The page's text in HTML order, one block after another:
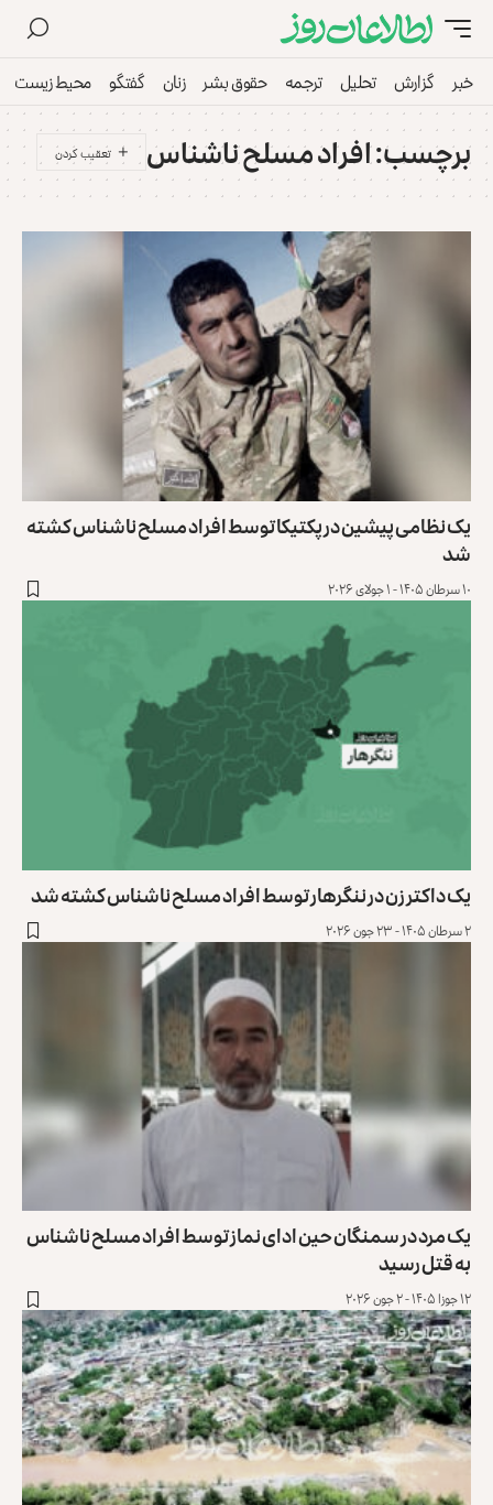
خبر گزارش تحلیل ترجمه حقوق بشر زنان گفتگو محیط زیست
برچسب:افراد مسلح ناشناس
یک نظامی پیشین در پکتیکا توسط افراد مسلح ناشناس کشته
شد
۱۰ سرطان ۱۴۰۵ - ۱ جولای ۲۰۲۶
یک داکتر زن در ننگرهار توسط افراد مسلح ناشناس کشته شد
۲ سرطان ۱۴۰۵ - ۲۳ جون ۲۰۲۶
یک مرد در سمنگان حین ادای نماز توسط افراد مسلح ناشناس
به قتل رسید
۱۲ جوزا ۱۴۰۵ - ۲ جون ۲۰۲۶